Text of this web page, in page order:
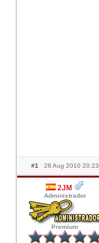
#1 28 Aug 2010 20:23
2JM
Administrador
Premium